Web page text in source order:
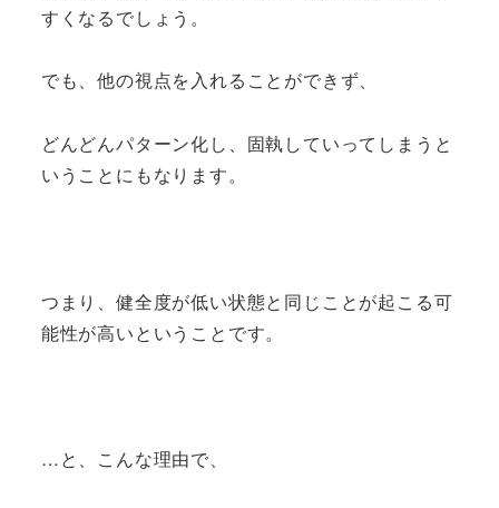
すくなるでしょう。
でも、他の視点を入れることができず、
どんどんパターン化し、固執していってしまうと
いうことにもなります。
つまり、健全度が低い状態と同じことが起こる可
能性が高いということです。
…と、こんな理由で、